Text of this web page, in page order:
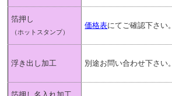
箔押し
（ホットスタンプ）
価格表にてご確認下さい。
浮き出し加工 別途お問い合わせ下さい。